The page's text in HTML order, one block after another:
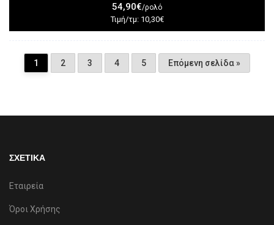
54,90€/ρολό
Τιμή/τμ: 10,30€
1 2 3 4 5 Επόμενη σελίδα »
ΣΧΕΤΙΚΑ
Εταιρεία
Όροι Χρήσης